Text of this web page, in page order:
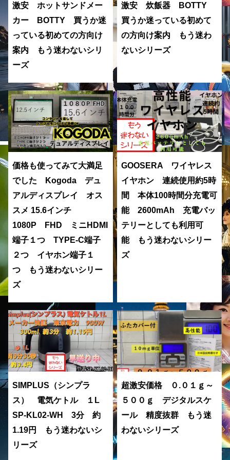
激安 ホットサンドメー
カー BOTTY 買うか迷
っている初めての方向け
案内 もう迷わないシリ
ーズ
激安 炊飯器 BOTTY
買うか迷っている初めて
の方向け案内 もう迷わ
ないシリーズ
価格も使ってみて大満足
でした Kogoda デュ
アルディスプレイ オス
スメ 15.6インチ
1080P FHD ミニHDMI
端子１つ TYPE-C端子
２つ イヤホン端子１
つ もう迷わないシリー
ズ
GOOSERA ワイヤレス
イヤホン 連続使用約5時
間 本体100時間分充電可
能 2600mAh 充電バッ
テリーとしても利用可
能 もう迷わないシリー
ズ
SIMPLUS（シンプラ
ス） 電気ケトル １L
SP-KL02-WH 3分 約
1.19円 もう迷わないシ
リーズ
超激安価格 ０.０１ｇ～
５００ｇ デジタルスケ
ール 精度抜群 もう迷
わないシリーズ